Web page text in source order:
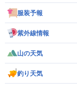
服装予報
紫外線情報
山の天気
釣り天気